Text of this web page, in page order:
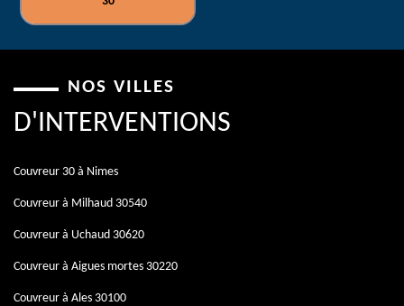
NOS VILLES
D'INTERVENTIONS
Couvreur 30 à Nimes
Couvreur à Milhaud 30540
Couvreur à Uchaud 30620
Couvreur à Aigues mortes 30220
Couvreur à Ales 30100